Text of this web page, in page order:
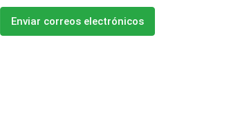
Enviar correos electrónicos